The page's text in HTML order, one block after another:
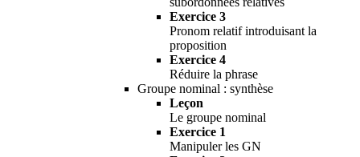
Exercice 3
Pronom relatif introduisant la
proposition
Exercice 4
Réduire la phrase
Groupe nominal : synthèse
Leçon
Le groupe nominal
Exercice 1
Manipuler les GN